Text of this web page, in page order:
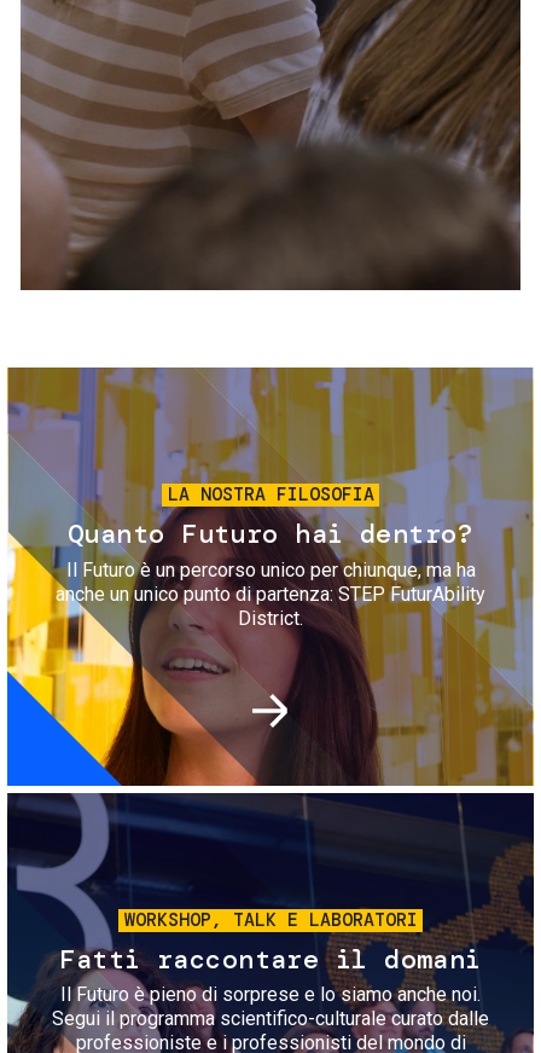
Servizi e accessibilità
Contatti
FAQ
Biglietti
Immagine
LA NOSTRA FILOSOFIA
Quanto Futuro hai dentro?
Il Futuro è un percorso unico per chiunque, ma ha
anche un unico punto di partenza: STEP FuturAbility
District.
Immagine
WORKSHOP, TALK E LABORATORI
Fatti raccontare il domani
Il Futuro è pieno di sorprese e lo siamo anche noi.
Segui il programma scientifico-culturale curato dalle
professioniste e i professionisti del mondo di